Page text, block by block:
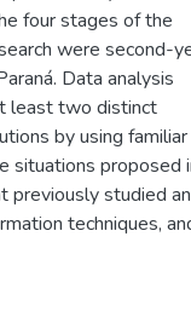
four stages of the
were second-
Data analysis
least two distinct
by using familiar
situations proposed
previously studied
techniques,